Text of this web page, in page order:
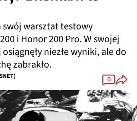
swój warsztat testowy
i Honor 200 Pro. W swojej
niezłe wyniki, ale do
zabrakło.
0